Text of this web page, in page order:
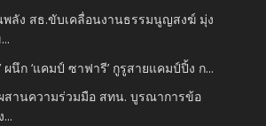
ลัง สธ.ขับเคลื่อนงานธรรมนูญสงฆ์ มุ่ง
ผนึก ‘แคมป์ ซาฟารี’ กูรูสายแคมป์ปิ้ง ก...
สานความร่วมมือ สทน. บูรณาการข้อ